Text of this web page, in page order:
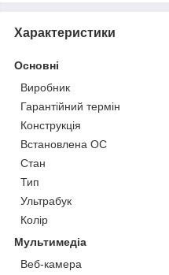
Характеристики
Основні
Виробник
Гарантійний термін
Конструкція
Встановлена ОС
Стан
Тип
Ультрабук
Колір
Мультимедіа
Веб-камера